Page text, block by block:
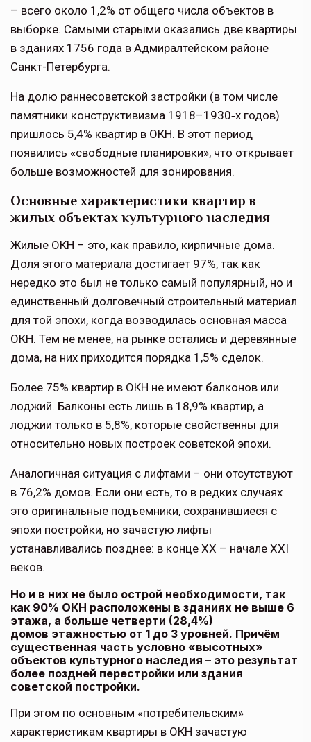
– всего около 1,2% от общего числа объектов в
выборке. Самыми старыми оказались две квартиры
в зданиях 1756 года в Адмиралтейском районе
Санкт-Петербурга.
На долю раннесоветской застройки (в том числе
памятники конструктивизма 1918–1930‑х годов)
пришлось 5,4% квартир в ОКН. В этот период
появились «свободные планировки», что открывает
больше возможностей для зонирования.
Основные характеристики квартир в
жилых объектах культурного наследия
Жилые ОКН – это, как правило, кирпичные дома.
Доля этого материала достигает 97%, так как
нередко это был не только самый популярный, но и
единственный долговечный строительный материал
для той эпохи, когда возводилась основная масса
ОКН. Тем не менее, на рынке остались и деревянные
дома, на них приходится порядка 1,5% сделок.
Более 75% квартир в ОКН не имеют балконов или
лоджий. Балконы есть лишь в 18,9% квартир, а
лоджии только в 5,8%, которые свойственны для
относительно новых построек советской эпохи.
Аналогичная ситуация с лифтами – они отсутствуют
в 76,2% домов. Если они есть, то в редких случаях
это оригинальные подъемники, сохранившиеся с
эпохи постройки, но зачастую лифты
устанавливались позднее: в конце XX – начале XXI
веков.
Но и в них не было острой необходимости, так
как 90% ОКН расположены в зданиях не выше 6
этажа, а больше четверти (28,4%)
домов этажностью от 1 до 3 уровней. Причём
существенная часть условно «высотных»
объектов культурного наследия – это результат
более поздней перестройки или здания
советской постройки.
При этом по основным «потребительским»
характеристикам квартиры в ОКН зачастую